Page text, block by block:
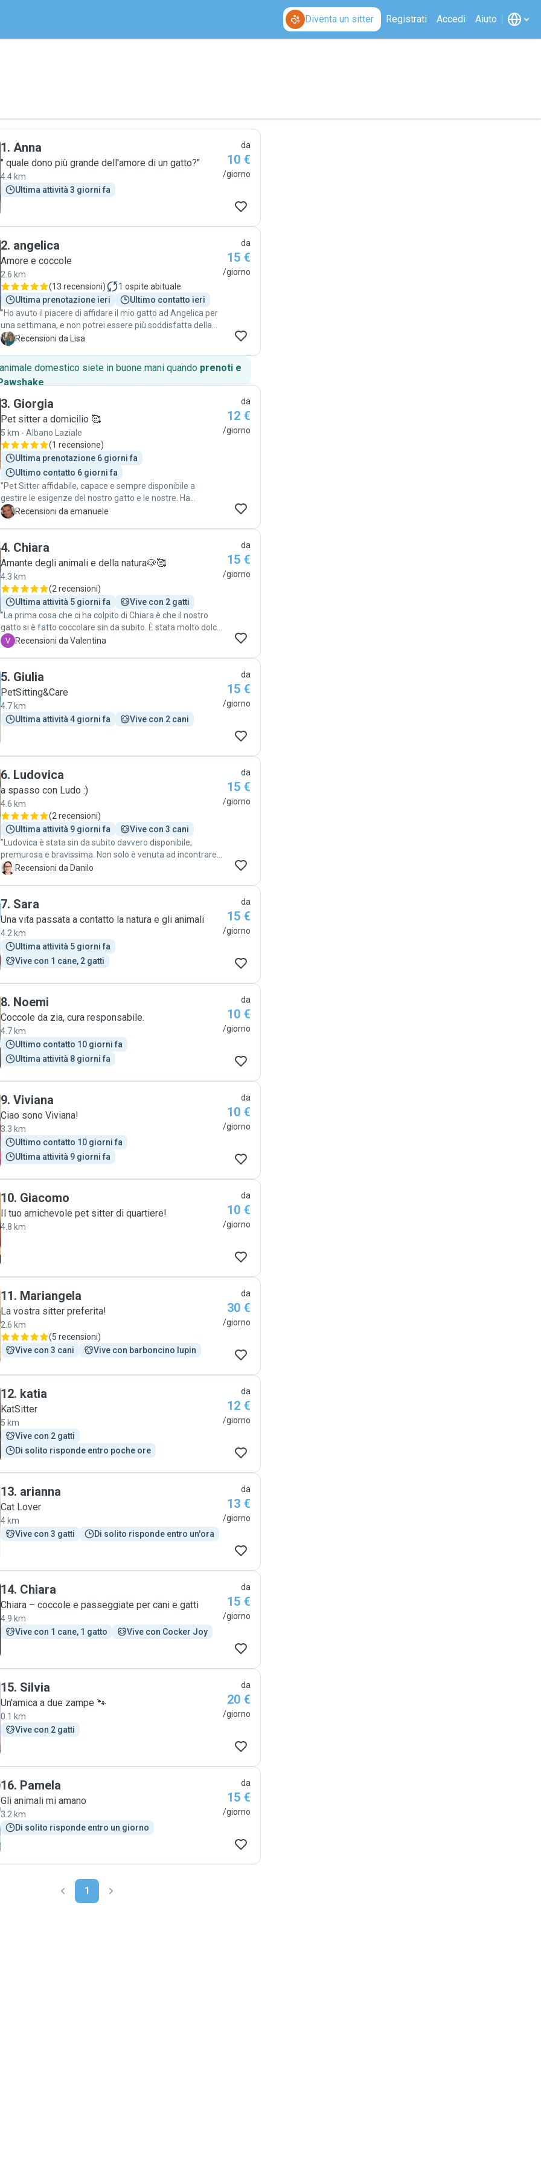
Diventa un sitter Registrati Accedi Aiuto
1. Anna
" quale dono più grande dell'amore di un gatto?"
4.4 km
Ultima attività 3 giorni fa
da
10 €
/giorno
2. angelica
Amore e coccole
2.6 km
(13 recensioni) 1 ospite abituale
Ultima prenotazione ieri
Ultimo contatto ieri
"Ho avuto il piacere di affidare il mio gatto ad Angelica per
una settimana, e non potrei essere più soddisfatta della
sua cura. Durante tutto il periodo, è venuta a casa mia ogni
tante coccole! Angelica è stata estremamente attenta e
professionale, inviandomi aggiornamenti regolari e
persino dei video del mio gatto. Questi piccoli gesti mi
hanno fatto sentire molto più tranquilla, sapendo che il
mio amico a quattro zampe era in ottime mani. Consiglio
vivamente Angelica a chi cerca una cat sitter affidabile e
premurosa!"
L Recensioni da Lisa
da
15 €
/giorno
domestico siete in buone mani quando prenoti e
.
3. Giorgia
Pet sitter a domicilio 🥰
5 km - Albano Laziale
(1 recensione)
Ultima prenotazione 6 giorni fa
Ultimo contatto 6 giorni fa
"Pet Sitter affidabile, capace e sempre disponibile a
gestire le esigenze del nostro gatto e le nostre. Ha
collaborato con noi due volte e lo farà sicuramente in
E Recensioni da emanuele
da
12 €
/giorno
4. Chiara
Amante degli animali e della natura🐶🥰
4.3 km
(2 recensioni)
Ultima attività 5 giorni fa
Vive con 2 gatti
"La prima cosa che ci ha colpito di Chiara è che il nostro
gatto si è fatto coccolare sin da subito. È stata molto dolce
e professionale nell’accudire il nostro gattone,
V Recensioni da Valentina
da
15 €
/giorno
5. Giulia
PetSitting&Care
4.7 km
Ultima attività 4 giorni fa
Vive con 2 cani
da
15 €
/giorno
6. Ludovica
a spasso con Ludo :)
4.6 km
(2 recensioni)
Ultima attività 9 giorni fa
Vive con 3 cani
"Ludovica è stata sin da subito davvero disponibile,
premurosa e bravissima. Non solo è venuta ad incontrare
prestissimo i nostri gatti per stabilire un ottimo feeling, ma
scritto sempre un report con tanto di immagini e video. Ci
ha fatto stare tranquilli e ciò è assolutamente impagabile.
Grazie tantissimo Ludovica"
D Recensioni da Danilo
da
15 €
/giorno
7. Sara
Una vita passata a contatto la natura e gli animali
4.2 km
Ultima attività 5 giorni fa
Vive con 1 cane, 2 gatti
da
15 €
/giorno
8. Noemi
Coccole da zia, cura responsabile.
4.7 km
Ultimo contatto 10 giorni fa
Ultima attività 8 giorni fa
da
10 €
/giorno
9. Viviana
Ciao sono Viviana!
3.3 km
Ultimo contatto 10 giorni fa
Ultima attività 9 giorni fa
da
10 €
/giorno
10. Giacomo
Il tuo amichevole pet sitter di quartiere!
4.8 km
da
10 €
/giorno
11. Mariangela
La vostra sitter preferita!
2.6 km
(5 recensioni)
Vive con 3 cani
Vive con barboncino lupin
da
30 €
/giorno
12. katia
KatSitter
5 km
Vive con 2 gatti
Di solito risponde entro poche ore
da
12 €
/giorno
13. arianna
Cat Lover
4 km
Vive con 3 gatti
Di solito risponde entro un'ora
da
13 €
/giorno
14. Chiara
Chiara – coccole e passeggiate per cani e gatti
4.9 km
Vive con 1 cane, 1 gatto
Vive con Cocker Joy
da
15 €
/giorno
15. Silvia
Un'amica a due zampe 🐾
0.1 km
Vive con 2 gatti
da
20 €
/giorno
16. Pamela
Gli animali mi amano
3.2 km
Di solito risponde entro un giorno
da
15 €
/giorno
1